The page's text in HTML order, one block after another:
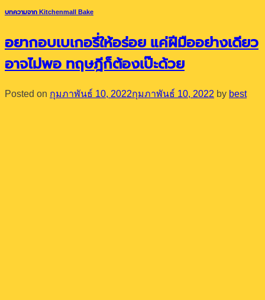
บทความจาก Kitchenmall Bake
อยากอบเบเกอรี่ให้อร่อย แค่ฝีมืออย่างเดียว
อาจไม่พอ ทฤษฎีก็ต้องเป๊ะด้วย
Posted on กุมภาพันธ์ 10, 2022กุมภาพันธ์ 10, 2022 by best